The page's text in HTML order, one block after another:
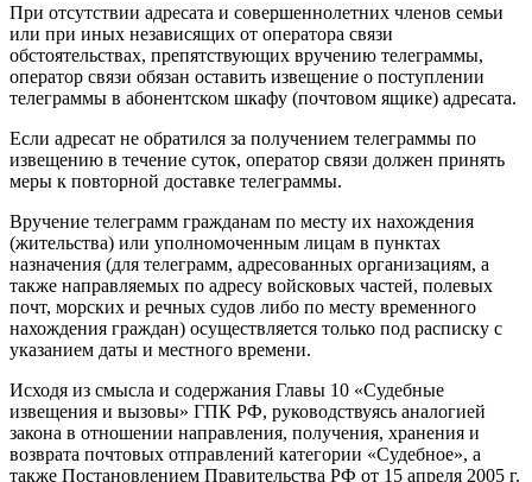
При отсутствии адресата и совершеннолетних членов семьи
или при иных независящих от оператора связи
обстоятельствах, препятствующих вручению телеграммы,
оператор связи обязан оставить извещение о поступлении
телеграммы в абонентском шкафу (почтовом ящике) адресата.
Если адресат не обратился за получением телеграммы по
извещению в течение суток, оператор связи должен принять
меры к повторной доставке телеграммы.
Вручение телеграмм гражданам по месту их нахождения
(жительства) или уполномоченным лицам в пунктах
назначения (для телеграмм, адресованных организациям, а
также направляемых по адресу войсковых частей, полевых
почт, морских и речных судов либо по месту временного
нахождения граждан) осуществляется только под расписку с
указанием даты и местного времени.
Исходя из смысла и содержания Главы 10 «Судебные
извещения и вызовы» ГПК РФ, руководствуясь аналогией
закона в отношении направления, получения, хранения и
возврата почтовых отправлений категории «Судебное», а
также Постановлением Правительства РФ от 15 апреля 2005 г.